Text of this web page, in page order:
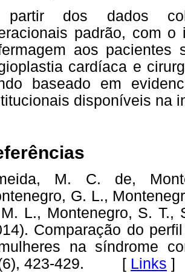
dos dados
padrão, com
aos pacientes
cardíaca e
baseado em
disponíveis na
M. C. de,
G. L.,
L., Montenegro, S. T.,
Comparação do
na síndrome
423-429. [ Links ]